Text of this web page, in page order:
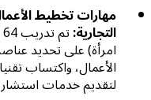
مهارات تخطيط
التجارية:
امرأة) على تحديد
الأعمال، واكتساب
لتقديم خدمات